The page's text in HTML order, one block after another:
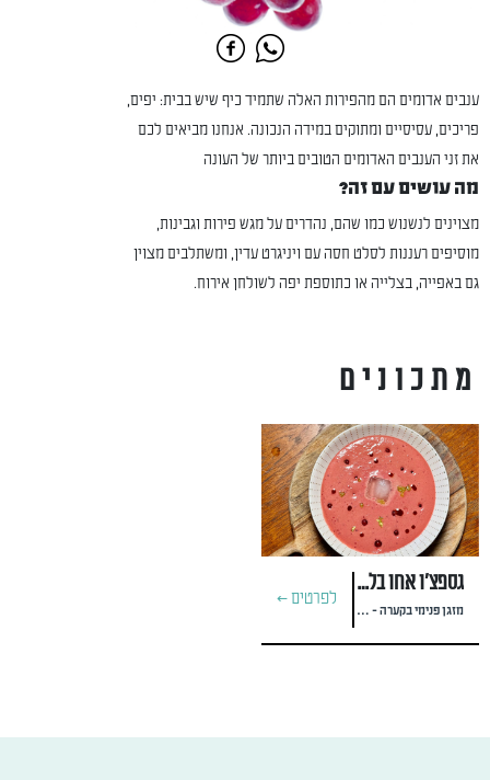
ענבים אדומים הם מהפירות האלה שתמיד כיף שיש בבית: יפים,
פריכים, עסיסיים ומתוקים במידה הנכונה. אנחנו מביאים לכם
את זני הענבים האדומים הטובים ביותר של העונה
מה עושים עם זה?
מצוינים לנשנוש כמו שהם, נהדרים על מגש פירות וגבינות,
מוסיפים רעננות לסלט חסה עם ויניגרט עדין, ומשתלבים מצוין
גם באפייה, בצלייה או כתוספת יפה לשולחן אירוח.
מתכונים
גספצ’ו אחו בלנקו של קיץ
מזגן פנימי בקערה - מתכון של יעל רייף
לפרטים >